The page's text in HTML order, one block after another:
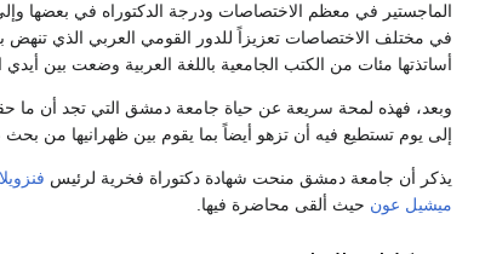
الماجستير في معظم الاختصاصات ودرجة الدكتوراه في بعضها
في مختلف الاختصاصات تعزيزاً للدور القومي العربي الذي تنهض
أساتذتها مئات من الكتب الجامعية باللغة العربية وضعت بين أيدي
وبعد، فهذه لمحة سريعة عن حياة جامعة دمشق التي تجد أن ما
إلى يوم تستطيع فيه أن تزهو أيضاً بما يقوم بين ظهرانيها من
يذكر أن جامعة دمشق منحت شهادة دكتوراة فخرية لرئيس فنزويلا
ميشيل عون حيث ألقى محاضرة فيها.